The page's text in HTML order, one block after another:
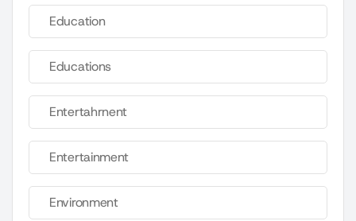
Education
Educations
Entertahrnent
Entertainment
Environment